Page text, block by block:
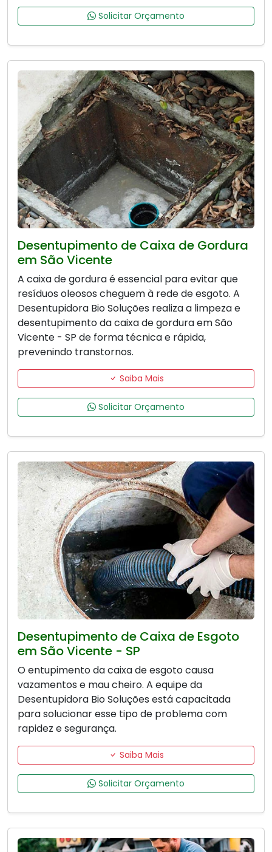
Solicitar Orçamento
Desentupimento de Caixa de Gordura
em São Vicente
A caixa de gordura é essencial para evitar que
resíduos oleosos cheguem à rede de esgoto. A
Desentupidora Bio Soluções realiza a limpeza e
desentupimento da caixa de gordura em São
Vicente - SP de forma técnica e rápida,
prevenindo transtornos.
Saiba Mais
Solicitar Orçamento
Desentupimento de Caixa de Esgoto
em São Vicente - SP
O entupimento da caixa de esgoto causa
vazamentos e mau cheiro. A equipe da
Desentupidora Bio Soluções está capacitada
para solucionar esse tipo de problema com
rapidez e segurança.
Saiba Mais
Solicitar Orçamento